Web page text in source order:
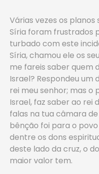
Várias vezes os
Síria foram frustrados
turbado com este
Síria, chamou ele os
me fareis saber quem
Israel? Respondeu um
rei meu senhor; mas o
Israel, faz saber ao rei
falas na tua câmara de
bênção foi para o
dentre os dons
deste lado da cruz, o
maior valor tem.